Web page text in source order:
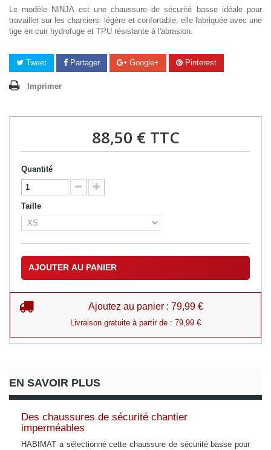
Le modèle NINJA est une chaussure de sécurité basse idéale pour
travailler sur les chantiers: légère et confortable, elle fabriquée avec une
tige en cuir hydrofuge et TPU résistante à l'abrasion.
Tweet Partager Google+ Pinterest
Imprimer
88,50 €TTC
Quantité
Taille
AJOUTER AU PANIER
Ajoutez au panier : 79,99 €
Livraison gratuite à partir de : 79,99 €
EN SAVOIR PLUS
Des chaussures de sécurité chantier
imperméables
HABIMAT a sélectionné cette chaussure de sécurité basse pour